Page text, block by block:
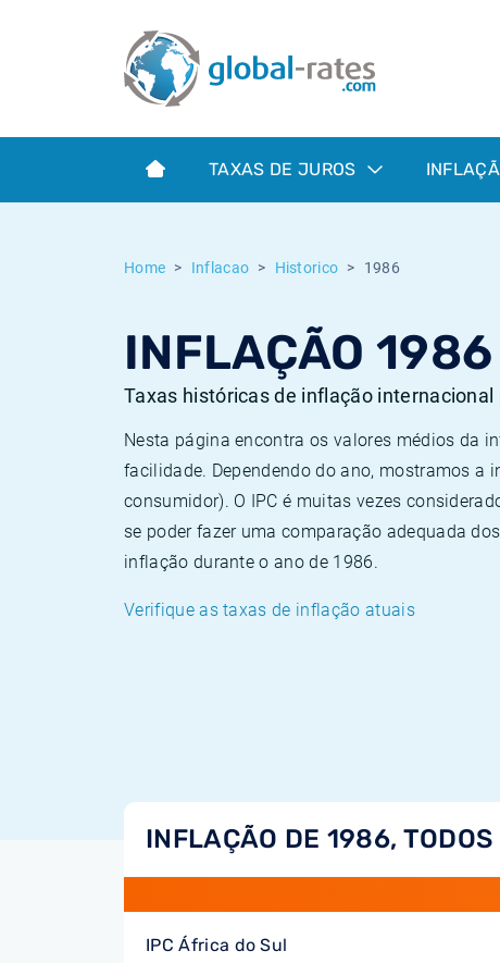
TAXAS DE JUROS
Home Inflacao Historico 1986
INFLAÇÃO 1986
Taxas históricas de inflação internacional
Nesta página encontra os valores médios da
facilidade. Dependendo do ano, mostramos a
consumidor). O IPC é muitas vezes
se poder fazer uma comparação adequada
inflação durante o ano de 1986.
Verifique as taxas de inflação atuais
INFLAÇÃO DE 1986, TODOS
IPC África do Sul
Term SOFR
O que é a inflação do IPC?
O que é a inflação do IHPC?
Taxas Euribor históricas
Taxas ESTER históricas
Taxas de inflação históricas
Calculadora de inflação